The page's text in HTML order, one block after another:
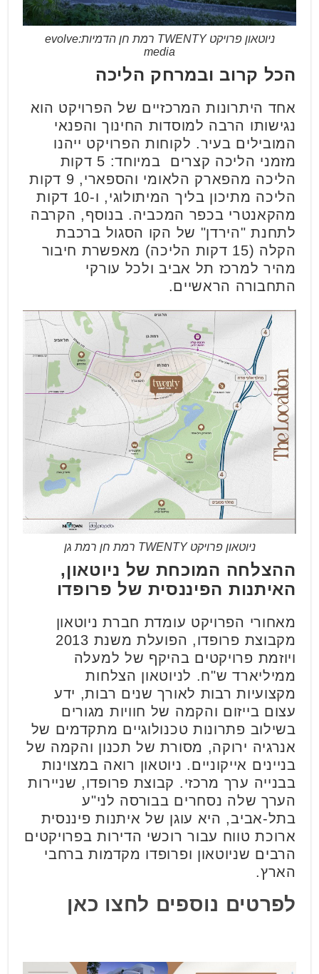
ניוטאון פרויקט TWENTY רמת חן הדמיות:evolve
media
הכל קרוב ובמרחק הליכה
אחד היתרונות המרכזיים של הפרויקט הוא
נגישותו הרבה למוסדות החינוך והפנאי
המובילים בעיר. לקוחות הפרויקט ייהנו
מזמני הליכה קצרים במיוחד: 5 דקות
הליכה מהפארק הלאומי והספארי, 9 דקות
הליכה מתיכון בליך המיתולוגי, ו-10 דקות
מהקאנטרי בכפר המכביה. בנוסף, הקרבה
לתחנת "הירדן" של הקו הסגול ברכבת
הקלה (15 דקות הליכה) מאפשרת חיבור
מהיר למרכז תל אביב ולכל עורקי
התחבורה הראשיים.
ניוטאון פרויקט TWENTY רמת חן רמת גן
ההצלחה המוכחת של ניוטאון,
האיתנות הפיננסית של פרופדו
מאחורי הפרויקט עומדת חברת ניוטאון
מקבוצת פרופדו, הפועלת משנת 2013
ויוזמת פרויקטים בהיקף של למעלה
ממיליארד ש"ח. לניוטאון הצלחות
מקצועיות רבות לאורך שנים רבות, ידע
עצום בייזום והקמה של חוויות מגורים
בשילוב פתרונות טכנולוגיים מתקדמים של
אנרגיה ירוקה, מסורת של תכנון והקמה של
בניינים אייקוניים. ניוטאון רואה במצוינות
בבנייה ערך מרכזי. קבוצת פרופדו, שניירות
הערך שלה נסחרים בבורסה לני"ע
בתל-אביב, היא עוגן של איתנות פיננסית
ארוכת טווח עבור רוכשי הדירות בפרויקטים
הרבים שניוטאון ופרופדו מקדמות ברחבי
הארץ.
לפרטים נוספים לחצו כאן